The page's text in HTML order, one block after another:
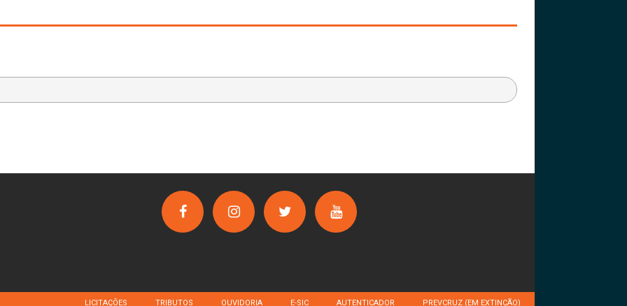
LICITAÇÕES TRIBUTOS OUVIDORIA E-SIC AUTENTICADOR PREVCRUZ (EM EXTINÇÃO)